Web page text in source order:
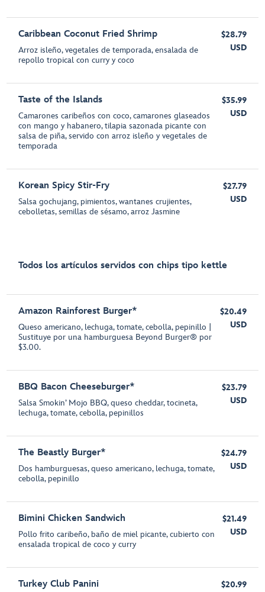
Caribbean Coconut Fried Shrimp
Arroz isleño, vegetales de temporada, ensalada de
repollo tropical con curry y coco
$28.79
USD
Taste of the Islands
Camarones caribeños con coco, camarones glaseados
con mango y habanero, tilapia sazonada picante con
salsa de piña, servido con arroz isleño y vegetales de
temporada
$35.99
USD
Korean Spicy Stir-Fry
Salsa gochujang, pimientos, wantanes crujientes,
cebolletas, semillas de sésamo, arroz Jasmine
$27.79
USD
Todos los artículos servidos con chips tipo kettle
Amazon Rainforest Burger*
Queso americano, lechuga, tomate, cebolla, pepinillo |
Sustituye por una hamburguesa Beyond Burger® por
$3.00.
$20.49
USD
BBQ Bacon Cheeseburger*
Salsa Smokin’ Mojo BBQ, queso cheddar, tocineta,
lechuga, tomate, cebolla, pepinillos
$23.79
USD
The Beastly Burger*
Dos hamburguesas, queso americano, lechuga, tomate,
cebolla, pepinillo
$24.79
USD
Bimini Chicken Sandwich
Pollo frito caribeño, baño de miel picante, cubierto con
ensalada tropical de coco y curry
$21.49
USD
Turkey Club Panini $20.99